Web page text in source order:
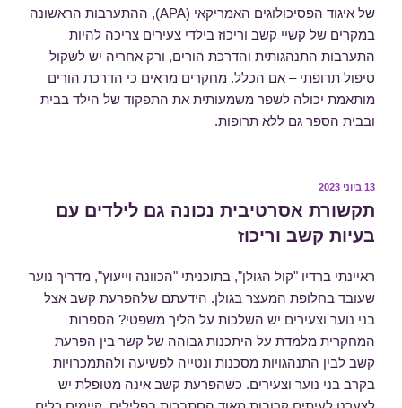
של איגוד הפסיכולוגים האמריקאי (APA), ההתערבות הראשונה
במקרים של קשיי קשב וריכוז בילדי צעירים צריכה להיות
התערבות התנהגותית והדרכת הורים, ורק אחריה יש לשקול
טיפול תרופתי – אם הכלל. מחקרים מראים כי הדרכת הורים
מותאמת יכולה לשפר משמעותית את התפקוד של הילד בבית
ובבית הספר גם ללא תרופות.
פורסם
13 ביוני 2023
תקשורת אסרטיבית נכונה גם לילדים עם
בעיות קשב וריכוז
ראיינתי ברדיו "קול הגולן", בתוכניתי "הכוונה וייעוץ", מדריך נוער
שעובד בחלופת המעצר בגולן. הידעתם שלהפרעת קשב אצל
בני נוער וצעירים יש השלכות על הליך משפטי? הספרות
המחקרית מלמדת על היתכנות גבוהה של קשר בין הפרעת
קשב לבין התנהגויות מסכנות ונטייה לפשיעה ולהתמכרויות
בקרב בני נוער וצעירים. כשהפרעת קשב אינה מטופלת יש